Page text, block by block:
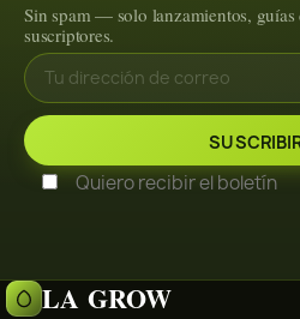
Sin spam — solo lanzamientos, guías
suscriptores.
Quiero recibir el boletín
LA GROW